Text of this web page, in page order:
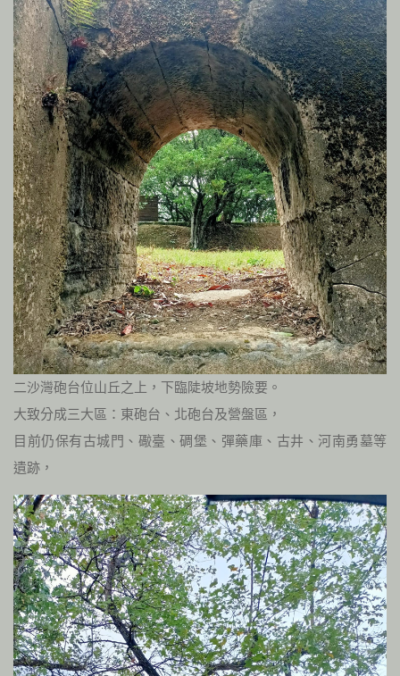
二沙灣砲台位山丘之上，下臨陡坡地勢險要。
大致分成三大區：東砲台、北砲台及營盤區，
目前仍保有古城門、礮臺、碉堡、彈藥庫、古井、河南勇墓等
遺跡，